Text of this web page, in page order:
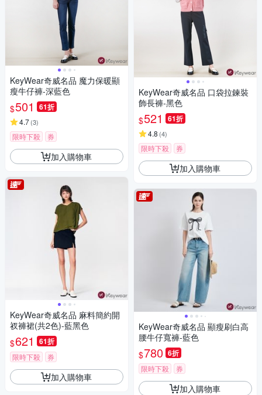
KeyWear奇威名品 魔力保暖顯
瘦牛仔褲-深藍色
$501 61折
4.7(3)
限時下殺 券
加入購物車
KeyWear奇威名品 麻料簡約開
衩褲裙(共2色)-藍黑色
$621 61折
限時下殺 券
加入購物車
KeyWear奇威名品 口袋拉鍊裝
飾長褲-黑色
$521 61折
4.8 (4)
限時下殺 券
加入購物車
KeyWear奇威名品 顯瘦刷白高
腰牛仔寬褲-藍色
$780 6折
限時下殺 券
加入購物車